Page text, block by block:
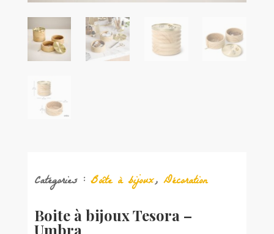
Catégories : Boîte à bijoux, Décoration
Boite à bijoux Tesora –
Umbra